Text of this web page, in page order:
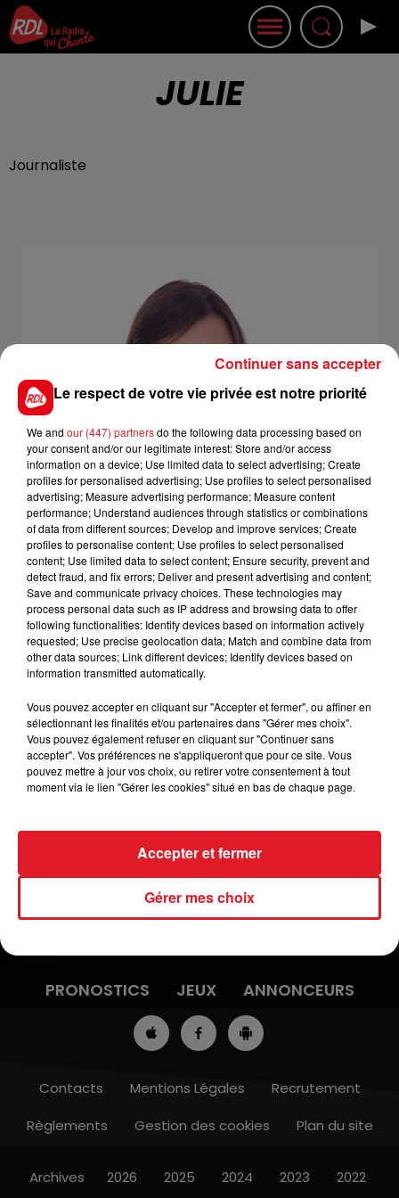
JULIE
Journaliste
RetrouvezJulie du lundi au vendredi de 16h à 19h pour
PRONOSTICS
JEUX ANNONCEURS
Contacts Mentions Légales
Recrutement
Règlements
Gestion des cookies Plan du site
Archives 2026 2025 2024 2023 2022
Le respect de votre vie privée est notre priorité
We and our (447) partnersdo the following data processing based on
your consent and/or our legitimate interest: Store and/or access
information on a device; Use limited data to select advertising; Create
profiles for personalised advertising; Use profiles to select personalised
advertising; Measure advertising performance; Measure content
performance; Understand audiences through statistics or combinations
of data from different sources; Develop and improve services; Create
profiles to personalise content; Use profiles to select personalised
content; Use limited data to select content; Ensure security, prevent and
detect fraud, and fix errors; Deliver and present advertising and content;
Save and communicate privacy choices. These technologies may
process personal data such as IP address and browsing data to offer
following functionalities: Identify devices based on information actively
requested; Use precise geolocation data; Match and combine data from
other data sources; Link different devices; Identify devices based on
information transmitted automatically.
Vous pouvez accepter en cliquant sur "Accepter et fermer", ou affiner en
sélectionnant les finalités et/ou partenaires dans "Gérer mes choix".
Vous pouvez également refuser en cliquant sur "Continuer sans
accepter". Vos préférences ne s'appliqueront que pour ce site. Vous
pouvez mettre à jour vos choix, ou retirer votre consentement à tout
moment via le lien "Gérer les cookies" situé en bas de chaque page.
Gérer mes choix
Accepter et fermer
Continuer sans accepter